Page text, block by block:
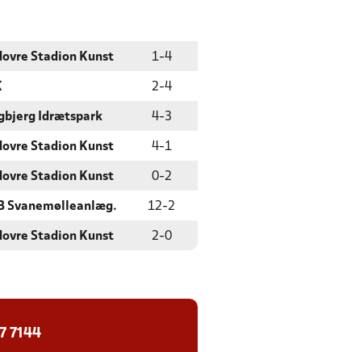
Stadion Kunst 1-4
2-4
Idrætspark 4-3
Stadion Kunst 4-1
Stadion Kunst 0-2
Svanemølleanlæg. 12-2
Stadion Kunst 2-0
7144